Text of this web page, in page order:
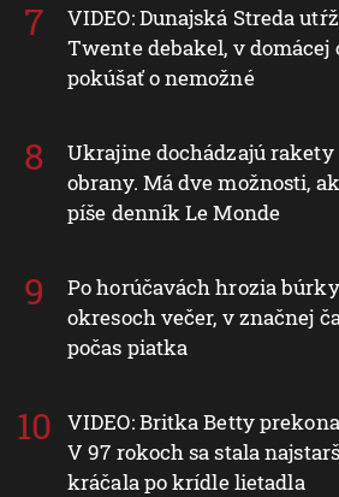
VIDEO: Dunajská Streda
Twente debakel, v domácej
pokúšať o nemožné
Ukrajine dochádzajú
obrany. Má dve možnosti,
píše denník Le Monde
Po horúčavách hrozia
okresoch večer, v značnej
počas piatka
VIDEO: Britka Betty
V 97 rokoch sa stala
kráčala po krídle lietadla